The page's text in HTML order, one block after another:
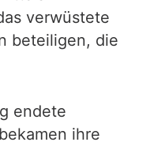
verwüstete
beteiligen, die
endete
ihre